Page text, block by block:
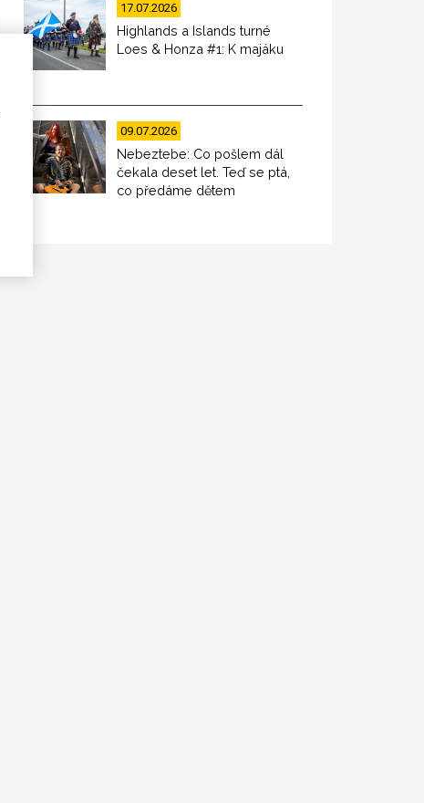
17.07.2026
Highlands a Islands turné
Loes & Honza #1: K majáku
09.07.2026
Nebeztebe: Co pošlem dál
čekala deset let. Teď se ptá,
co předáme dětem